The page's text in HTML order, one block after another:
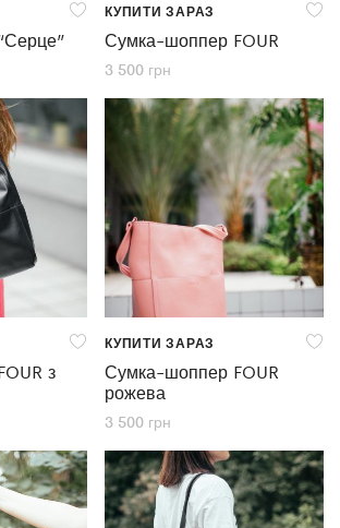
КУПИТИ ЗАРАЗ
Сумка-шоппер FOUR
3 500 грн
з
КУПИТИ ЗАРАЗ
Сумка-шоппер FOUR
рожева
3 500 грн